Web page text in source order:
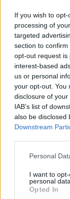
If you wish to
processing of
targeted
section to
opt-out request is
interest-based
us or personal
your opt-out. You
disclosure of
IAB’s list of
also be disclosed
Downstream
Please note that
not limited to
grant or deny
use your data for
Personal
I want to
personal data.
Opted In